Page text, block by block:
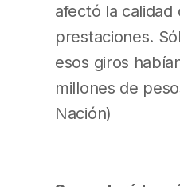
afectó la calidad
prestaciones.
esos giros
millones de
Nación)